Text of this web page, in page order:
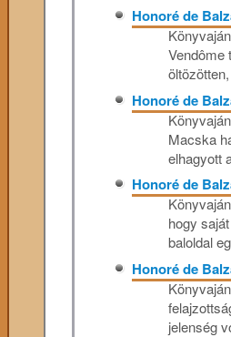
Honoré de
Vendôme
Honoré de
Macska
elhagyott
Honoré de
hogy
baloldal
Honoré de
jelenség